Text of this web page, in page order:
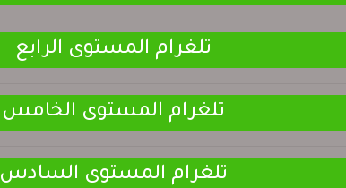
تلغرام المستوى الرابع
تلغرام المستوى الخامس
تلغرام المستوى السادس